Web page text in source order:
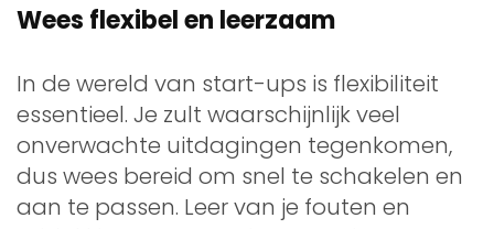
Wees flexibel en leerzaam
In de wereld van start-ups is flexibiliteit
essentieel. Je zult waarschijnlijk veel
onverwachte uitdagingen tegenkomen,
dus wees bereid om snel te schakelen en
aan te passen. Leer van je fouten en